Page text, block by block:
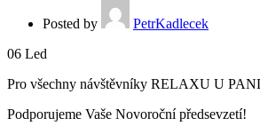
Posted by
PetrKadlecek
06 Led
Pro všechny návštěvníky RELAXU U
Podporujeme Vaše Novoroční předsevzetí!